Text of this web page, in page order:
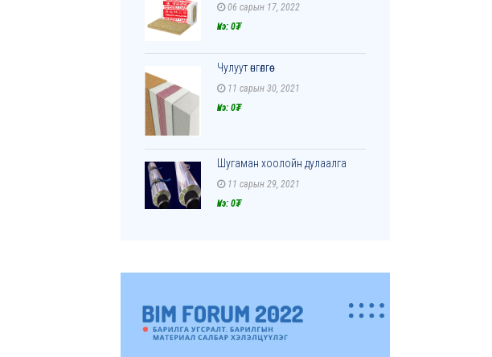
06 сарын 17, 2022
Үнэ: 0₮
Чулуут өнгөлгөө
11 сарын 30, 2021
Үнэ: 0₮
Шугаман хоолойн дулаалга
11 сарын 29, 2021
Үнэ: 0₮